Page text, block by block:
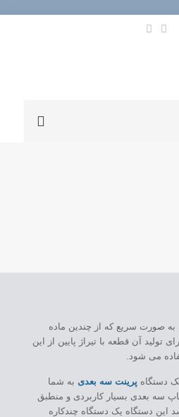
صورت سریع که از چندین ماده
آن قطعه با تیراژ پایین از این
می شود.
دستگاه پرینت سه بعدی به شما
سه بعدی بسیار کاربردی و منطبق
این دستگاه یک دستگاه چندکاره